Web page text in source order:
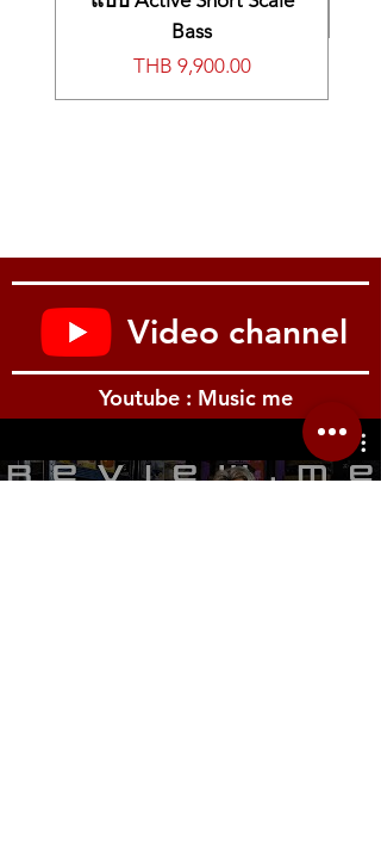
Bass
Price
THB 9,900.00
Video channel
Youtube : Music me